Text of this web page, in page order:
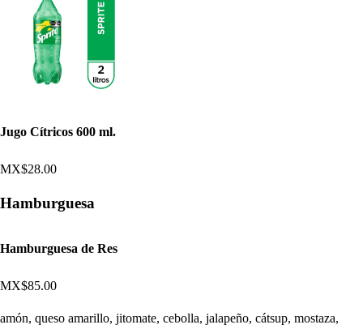
Jugo Cítricos 600 ml.
MX$28.00
Hamburguesa
Hamburguesa de Res
MX$85.00
amón, queso amarillo, jitomate, cebolla, jalapeño, cátsup, mostaza,